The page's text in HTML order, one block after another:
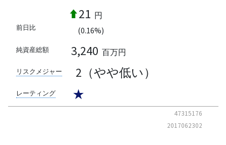
前日比
21 円
(0.16%)
純資産総額 3,240 百万円
リスクメジャー 2（やや低い）
レーティング ★
47315176
2017062302